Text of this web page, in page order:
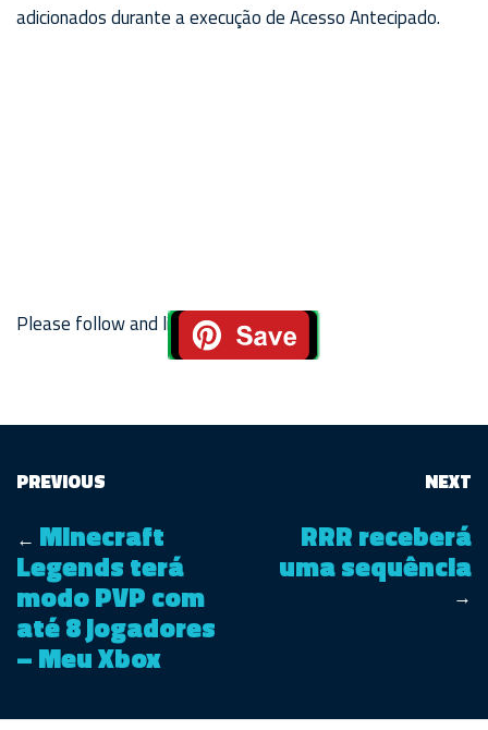
adicionados durante a execução de Acesso Antecipado.
Please follow and like us:
PREVIOUS
← Minecraft
Legends terá
modo PVP com
até 8 jogadores
– Meu Xbox
NEXT
RRR receberá
uma sequência
→